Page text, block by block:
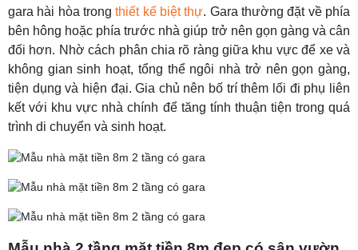
gara hài hòa trongthiết kế biệt thự. Gara thường đặt về phía
bên hông hoặc phía trước nhà giúp trở nên gọn gàng và cân
đối hơn. Nhờ cách phân chia rõ ràng giữa khu vực để xe và
không gian sinh hoạt, tổng thể ngôi nhà trở nên gọn gàng,
tiện dụng và hiện đại. Gia chủ nên bố trí thêm lối đi phụ liên
kết với khu vực nhà chính để tăng tính thuận tiện trong quá
trình di chuyển và sinh hoạt.